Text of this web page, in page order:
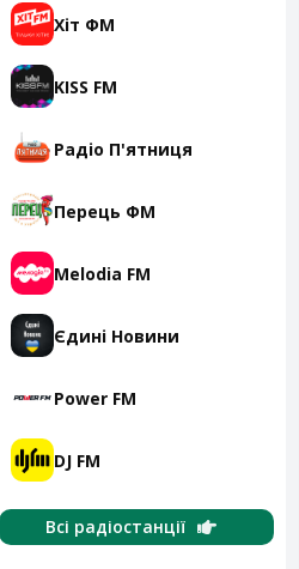
Хіт ФМ
KISS FM
Радіо П'ятниця
Перець ФМ
Melodia FM
Єдині Новини
Power FM
DJ FM
Всі радіостанції